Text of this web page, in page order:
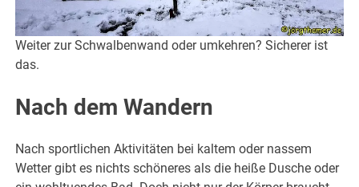
Weiter zur Schwalbenwand oder umkehren? Sicherer ist
das.
Nach dem Wandern
Nach sportlichen Aktivitäten bei kaltem oder nassem
Wetter gibt es nichts schöneres als die heiße Dusche oder